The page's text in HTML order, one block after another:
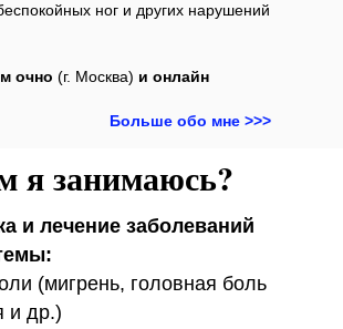
ног и других нарушений
очно (г. Москва) и онлайн
Больше обо мне >>>
я занимаюсь?
и лечение заболеваний
(мигрень, головная боль
и др.)